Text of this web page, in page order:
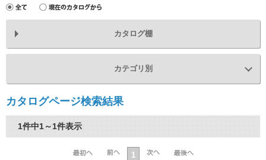
カタログ棚
カテゴリ別
カタログページ検索結果
1件中1～1件表示
1